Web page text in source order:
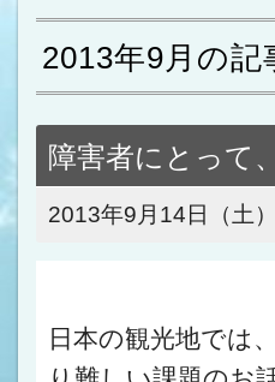
2013年9月の記
障害者にとって
2013年9月14日（土）
日本の観光地では